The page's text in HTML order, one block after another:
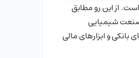
از این رو مطابق
در سهام صنعت شیمیایی
و ابزارهای مالی